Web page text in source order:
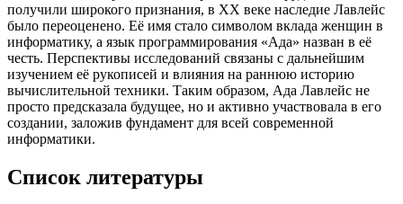
получили широкого признания, в XX веке наследие Лавлейс
было переоценено. Её имя стало символом вклада женщин в
информатику, а язык программирования «Ада» назван в её
честь. Перспективы исследований связаны с дальнейшим
изучением её рукописей и влияния на раннюю историю
вычислительной техники. Таким образом, Ада Лавлейс не
просто предсказала будущее, но и активно участвовала в его
создании, заложив фундамент для всей современной
информатики.
Список литературы